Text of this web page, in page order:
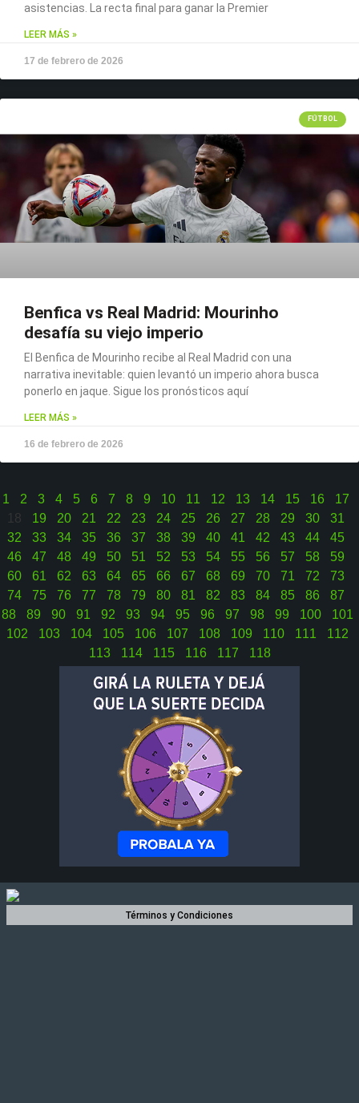
asistencias. La recta final para ganar la Premier
LEER MÁS »
17 de febrero de 2026
FÚTBOL
Benfica vs Real Madrid: Mourinho
desafía su viejo imperio
El Benfica de Mourinho recibe al Real Madrid con una
narrativa inevitable: quien levantó un imperio ahora busca
ponerlo en jaque. Sigue los pronósticos aquí
LEER MÁS »
16 de febrero de 2026
1 2 3 4 5 6 7 8 9 10 11 12 13 14 15 16
17
18
19 20 21 22 23 24 25 26 27 28 29 30
31
32
33 34 35 36 37 38 39 40 41 42 43 44
45
46
47 48 49 50 51 52 53 54 55 56 57 58
59
60
61 62 63 64 65 66 67 68 69 70 71 72
73
74
75 76 77 78 79 80 81 82 83 84 85 86
87
88
89 90 91 92 93 94 95 96 97 98 99 100
101
102
103 104 105 106 107 108 109 110 111
112
113
114 115 116 117 118